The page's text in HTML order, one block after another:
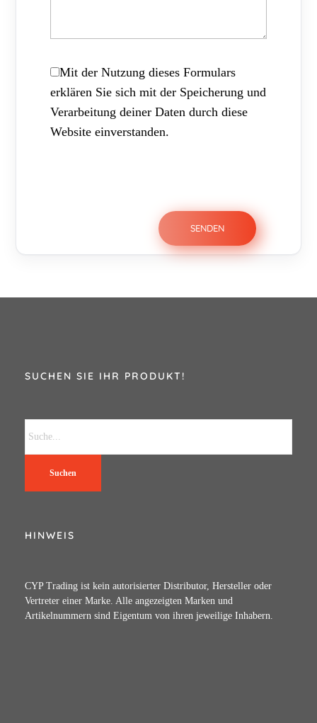
Mit der Nutzung dieses Formulars
erklären Sie sich mit der Speicherung und
Verarbeitung deiner Daten durch diese
Website einverstanden.
SUCHEN SIE IHR PRODUKT!
Suchen
HINWEIS
CYP Trading ist kein autorisierter Distributor, Hersteller oder
Vertreter einer Marke. Alle angezeigten Marken und
Artikelnummern sind Eigentum von ihren jeweilige Inhabern.